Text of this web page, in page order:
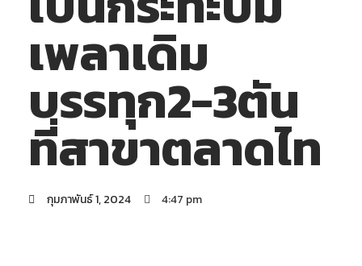
เพลาเดิม
บรรทุก2-3ตัน
ที่สาขาตลาดไท
กุมภาพันธ์ 1, 2024 4:47 pm